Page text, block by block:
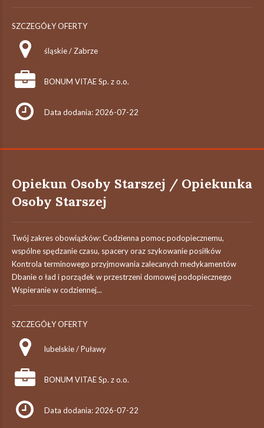
SZCZEGÓŁY OFERTY
śląskie / Zabrze
BONUM VITAE Sp. z o.o.
Data dodania: 2026-07-22
Opiekun Osoby Starszej / Opiekunka
Osoby Starszej
Twój zakres obowiązków: Codzienna pomoc podopiecznemu,
wspólne spędzanie czasu, spacery oraz szykowanie posiłków
Kontrola terminowego przyjmowania zalecanych medykamentów
Dbanie o ład i porządek w przestrzeni domowej podopiecznego
Wspieranie w codziennej...
SZCZEGÓŁY OFERTY
lubelskie / Puławy
BONUM VITAE Sp. z o.o.
Data dodania: 2026-07-22